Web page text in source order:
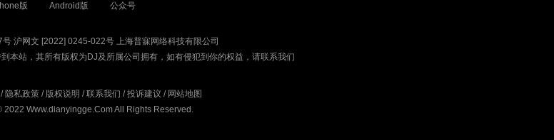
版 Android版 公众号
号 沪网文 [2022] 0245-022号 上海普寐网络科技有限公司
本站，其所有版权为DJ及所属公司拥有，如有侵犯到你的权益，请联系我们
/ 隐私政策/ 版权说明 /联系我们 /投诉建议 / 网站地图
2022 Www.dianyingge.Com All Rights Reserved.